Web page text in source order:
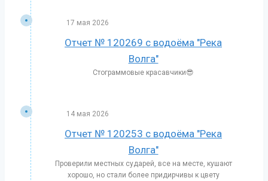
17 мая 2026
Отчет № 120269 с водоёма "Река
Волга"
Стограммовые красавчики😎
14 мая 2026
Отчет № 120253 с водоёма "Река
Волга"
Проверили местных сударей, все на месте, кушают
хорошо, но стали более придирчивы к цвету